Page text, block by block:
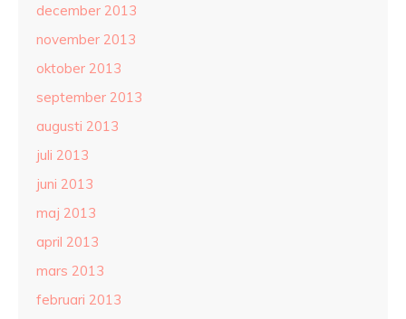
december 2013
november 2013
oktober 2013
september 2013
augusti 2013
juli 2013
juni 2013
maj 2013
april 2013
mars 2013
februari 2013